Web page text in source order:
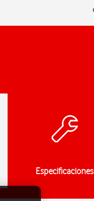
Especificaciones